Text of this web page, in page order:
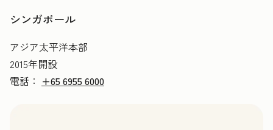
シンガポール
アジア太平洋本部
2015年開設
電話： +65 6955 6000